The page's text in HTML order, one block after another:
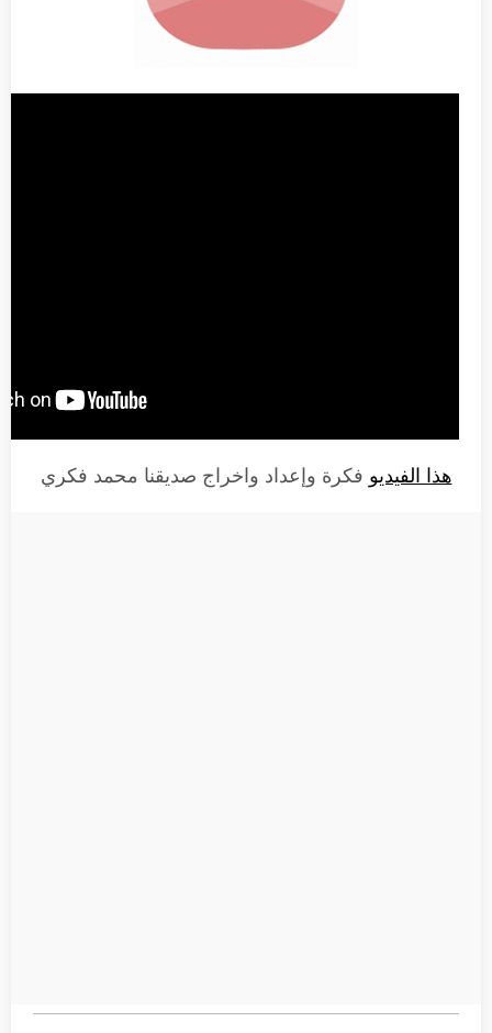
هذا الفيديو فكرة وإعداد واخراج صديقنا محمد فكري